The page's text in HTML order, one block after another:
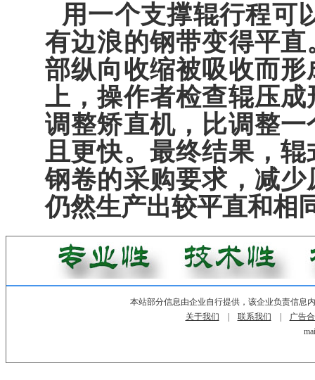
用一个支撑辊行程可
有边浪的钢带变得平
部纵向收缩被吸收而
上，操作者检查辊压
调整矫直机，比调整
且更快。最终结果，
钢卷的采购要求，减
仍然生产出较平直和相
本站部分信息由企业自行提供，该企业负责信息
关于我们
联系我们
广告